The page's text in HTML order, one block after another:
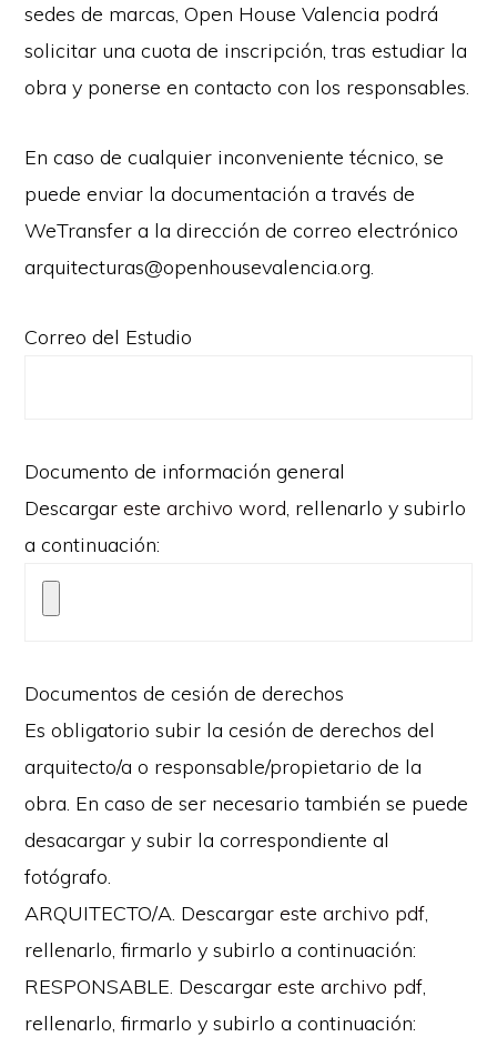
sedes de marcas, Open House Valencia podrá
solicitar una cuota de inscripción, tras estudiar la
obra y ponerse en contacto con los responsables.
En caso de cualquier inconveniente técnico, se
puede enviar la documentación a través de
WeTransfer a la dirección de correo electrónico
arquitecturas@openhousevalencia.org.
Correo del Estudio
Documento de información general
Descargareste archivo word, rellenarlo y subirlo
a continuación:
Documentos de cesión de derechos
Es obligatorio subir la cesión de derechos del
arquitecto/a o responsable/propietario de la
obra. En caso de ser necesario también se puede
desacargar y subir la correspondiente al
fotógrafo.
ARQUITECTO/A. Descargareste archivo pdf,
rellenarlo, firmarlo y subirlo a continuación:
RESPONSABLE. Descargareste archivo pdf,
rellenarlo, firmarlo y subirlo a continuación: